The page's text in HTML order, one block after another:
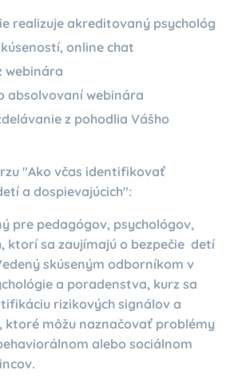
realizuje akreditovaný psychológ
online chat
webinára
absolvovaní webinára
z pohodlia Vášho
"Ako včas identifikovať
a dospievajúcich":
pre pedagógov, psychológov,
ktorí sa zaujímajú o bezpečie detí
skúseným odborníkom v
a poradenstva, kurz sa
rizikových signálov a
ktoré môžu naznačovať problémy
alebo sociálnom